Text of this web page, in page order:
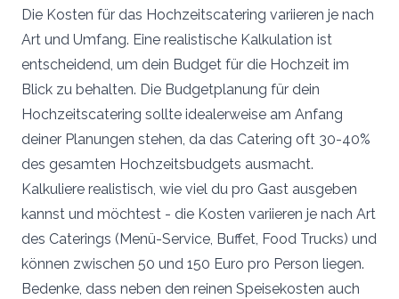
Die Kosten für das Hochzeitscatering variieren je nach
Art und Umfang. Eine realistische Kalkulation ist
entscheidend, um dein Budget für die Hochzeit im
Blick zu behalten. Die Budgetplanung für dein
Hochzeitscatering sollte idealerweise am Anfang
deiner Planungen stehen, da das Catering oft 30-40%
des gesamten Hochzeitsbudgets ausmacht.
Kalkuliere realistisch, wie viel du pro Gast ausgeben
kannst und möchtest - die Kosten variieren je nach Art
des Caterings (Menü-Service, Buffet, Food Trucks) und
können zwischen 50 und 150 Euro pro Person liegen.
Bedenke, dass neben den reinen Speisekosten auch